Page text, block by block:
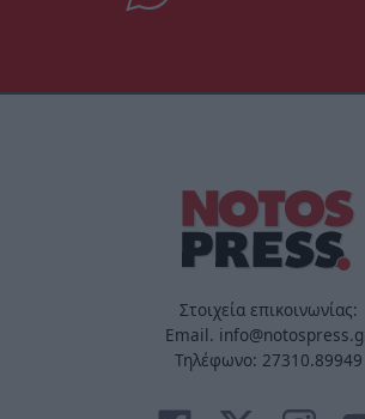
Στοιχεία επικοινωνίας:
Email.
Τηλέφωνο: 27310.89949